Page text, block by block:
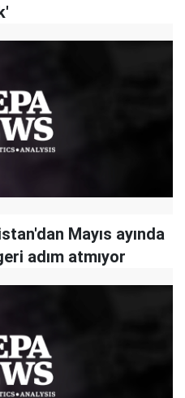
Mayıs ayında
adım atmıyor